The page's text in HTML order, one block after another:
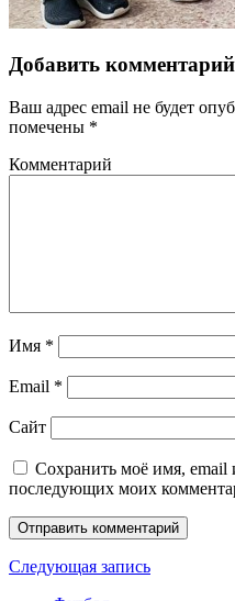
Добавить комментарий
Ваш адрес email не будет
помечены *
Комментарий
Имя *
Email *
Сайт
Сохранить моё имя, email
последующих моих
Следующая запись